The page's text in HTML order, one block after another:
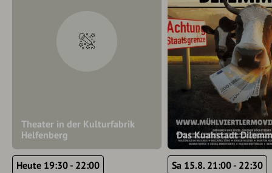
Theater in der Kulturfabrik
Helfenberg
Heute 19:30 - 22:00
Das Kuahstadt
Sa 15.8. 21:00 - 22:30